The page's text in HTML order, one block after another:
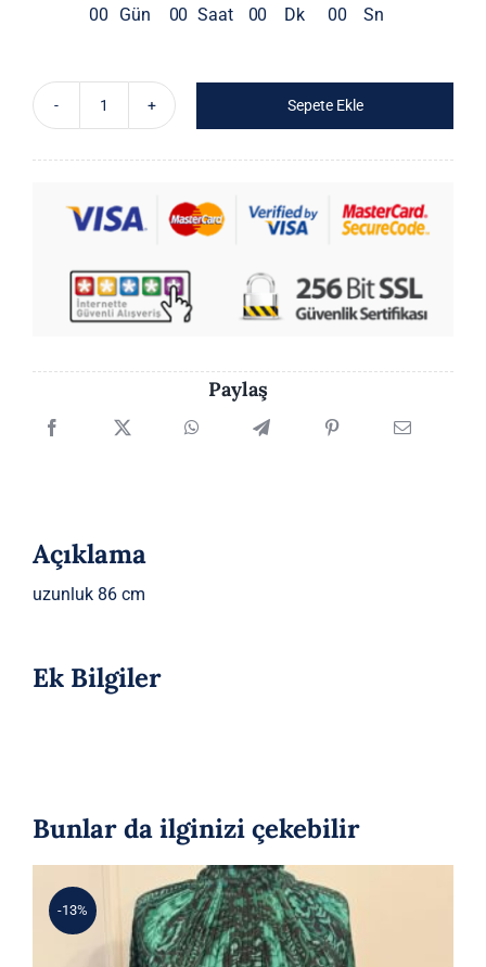
00 Gün 00 Saat 00 Dk 00 Sn
Sepete Ekle
Paylaş
Açıklama
uzunluk 86 cm
Ek Bilgiler
Bunlar da ilginizi çekebilir
-13%